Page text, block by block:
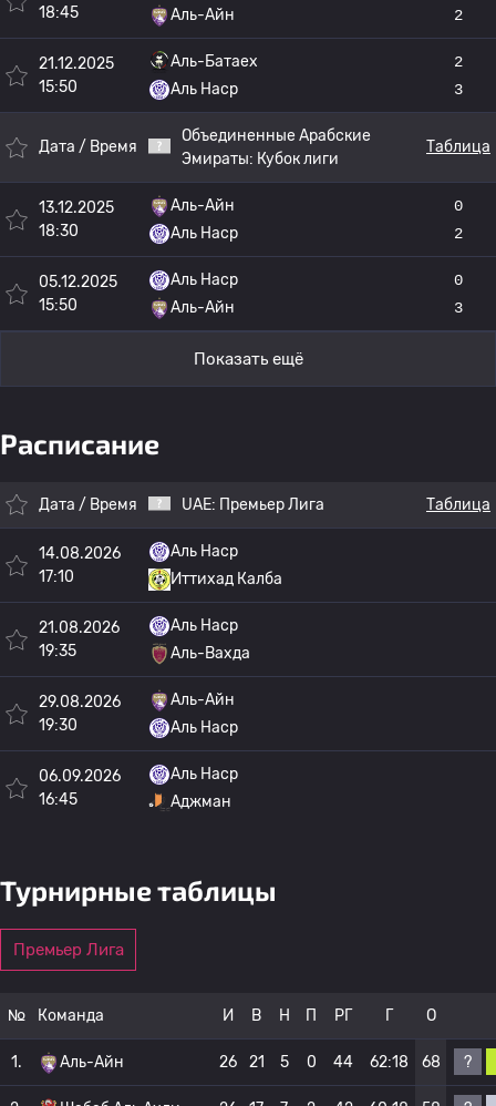
18:45
Аль-Айн
2
21.12.2025
15:50
Аль-Батаех
Аль Наср
2
3
Дата / Время
Объединенные Арабские
Эмираты: Кубок лиги
Таблица
13.12.2025
18:30
Аль-Айн
Аль Наср
0
2
05.12.2025
15:50
Аль Наср
Аль-Айн
0
3
Показать ещё
Расписание
Дата / Время UAE: Премьер Лига Таблица
14.08.2026
17:10
Аль Наср
Иттихад Калба
21.08.2026
19:35
Аль Наср
Аль-Вахда
29.08.2026
19:30
Аль-Айн
Аль Наср
06.09.2026
16:45
Аль Наср
Аджман
Турнирные таблицы
Премьер Лига
№ Команда И В Н П РГ Г О
1. Аль-Айн 26 21 5 0 44 62:18 68 ?